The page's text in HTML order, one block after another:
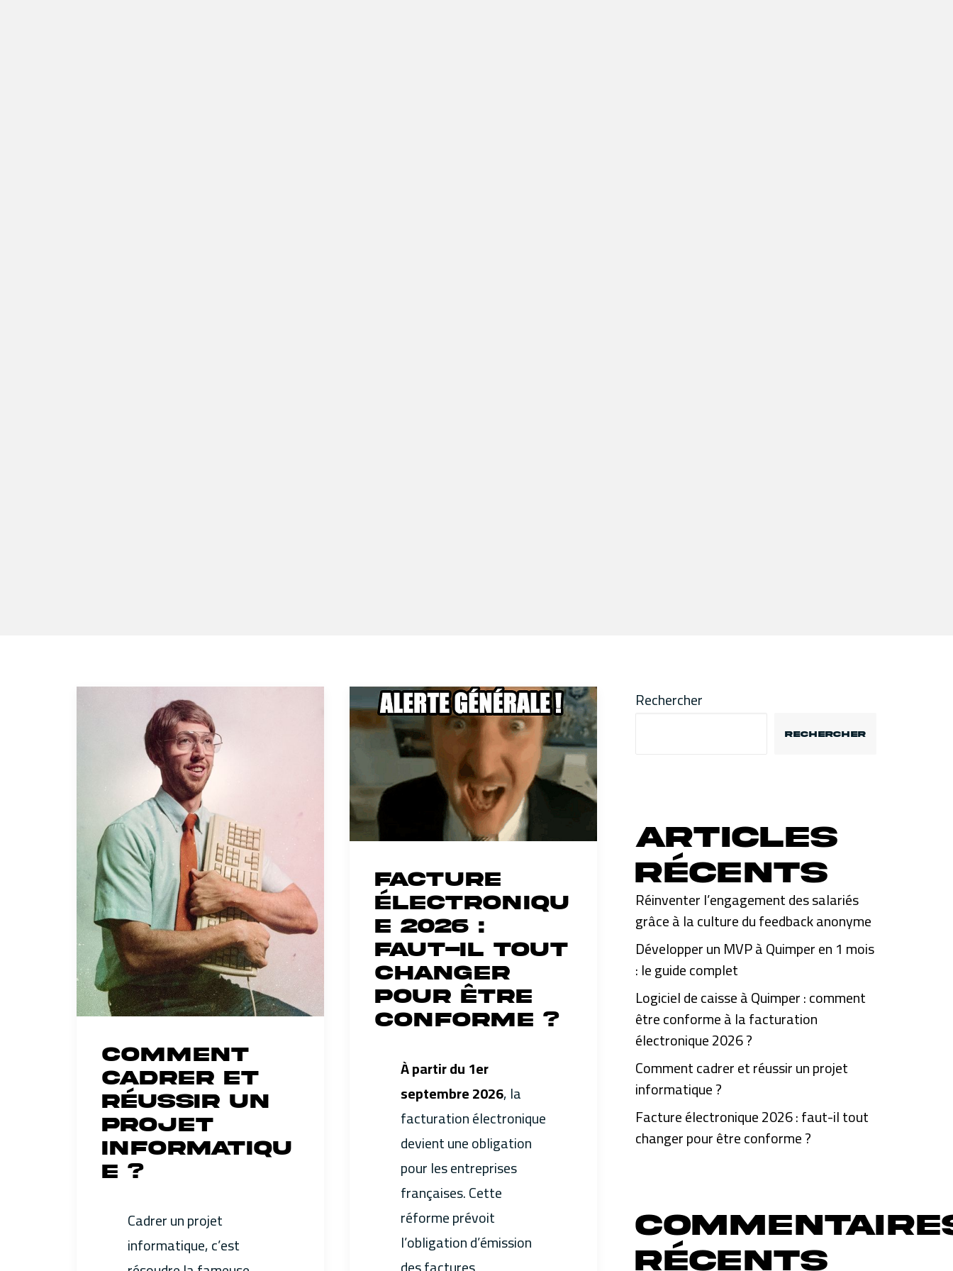
Comment
cadrer et
réussir un
projet
informatiqu
e ?
Cadrer un projet
informatique, c’est
Facture
électroniqu
e 2026 :
faut-il tout
changer
pour être
conforme ?
À partir du 1er
septembre 2026, la
facturation électronique
devient une obligation
pour les entreprises
françaises. Cette
réforme prévoit
l’obligation d’émission
Rechercher
RECHERCHER
Articles
récents
Réinventer l’engagement des salariés
grâce à la culture du feedback anonyme
Développer un MVP à Quimper en 1 mois
: le guide complet
Logiciel de caisse à Quimper : comment
être conforme à la facturation
électronique 2026 ?
Comment cadrer et réussir un projet
informatique ?
Facture électronique 2026 : faut-il tout
changer pour être conforme ?
récents